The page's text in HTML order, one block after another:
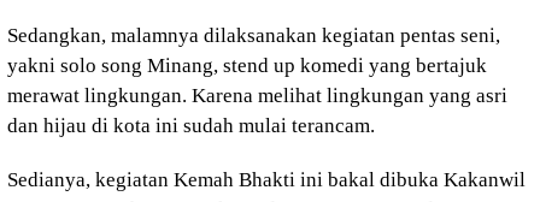
Sedangkan, malamnya dilaksanakan kegiatan pentas seni,
yakni solo song Minang, stend up komedi yang bertajuk
merawat lingkungan. Karena melihat lingkungan yang asri
dan hijau di kota ini sudah mulai terancam.
Sedianya, kegiatan Kemah Bhakti ini bakal dibuka Kakanwil